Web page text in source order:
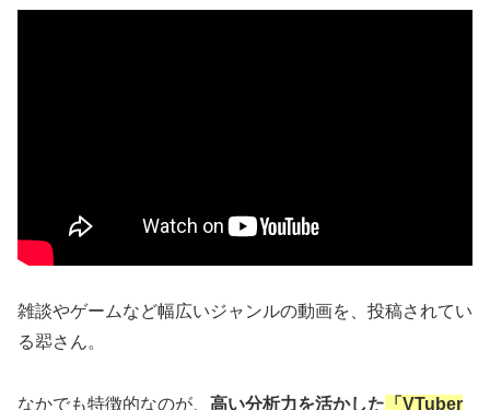
雑談やゲームなど幅広いジャンルの動画を、投稿されてい
る翆さん。
なかでも特徴的なのが、 高い分析力を活かした 「VTuber